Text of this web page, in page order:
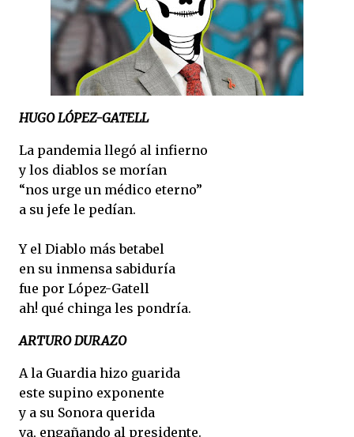
HUGO LÓPEZ-GATELL
La pandemia llegó al infierno
y los diablos se morían
“nos urge un médico eterno”
a su jefe le pedían.
Y el Diablo más betabel
en su inmensa sabiduría
fue por López-Gatell
ah! qué chinga les pondría.
ARTURO DURAZO
A la Guardia hizo guarida
este supino exponente
y a su Sonora querida
va, engañando al presidente.